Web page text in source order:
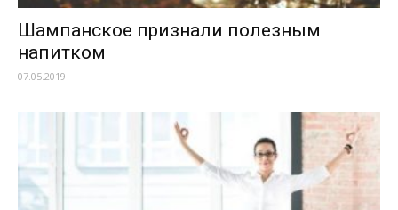
Шампанское признали полезным
напитком
07.05.2019